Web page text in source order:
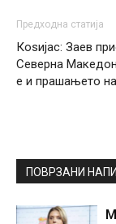
Предходна статија
Коѕијас: Заев
Северна
е и прашањето
ПОВРЗАНИ